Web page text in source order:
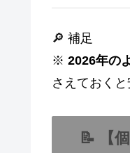
🔎 補足
※ 2026年の
さえておく
📝 【